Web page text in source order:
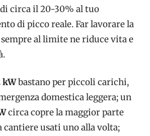
circa il 20-30% al tuo
di picco reale. Far lavorare la
al limite ne riduce vita e
kWbastano per piccoli carichi,
domestica leggera; un
circa copre la maggior parte
cantiere usati uno alla volta;